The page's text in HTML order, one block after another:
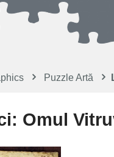
Puzzle Artă
Omul